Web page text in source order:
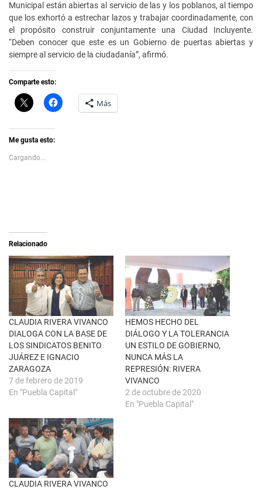
Municipal están abiertas al servicio de las y los poblanos, al tiempo
que los exhortó a estrechar lazos y trabajar coordinadamente, con
el propósito construir conjuntamente una Ciudad Incluyente.
“Deben conocer que este es un Gobierno de puertas abiertas y
siempre al servicio de la ciudadanía”, afirmó.
Comparte esto:
C
l
k
t
s
h
e
b
r
e
e
n
u
n
a
v
e
n
t
a
n
a
n
u
v
a
)
H
a
e
n
F
a
c
e
b
o
o
k
(
S
e
a
b
e
n
u
v
e
n
t
a
n
a
n
u
Más
Me gusta esto:
Cargando...
Relacionado
CLAUDIA RIVERA VIVANCO
DIALOGA CON LA BASE DE
LOS SINDICATOS BENITO
JUÁREZ E IGNACIO
ZARAGOZA
7 de febrero de 2019
En "Puebla Capital"
HEMOS HECHO DEL
DIÁLOGO Y LA TOLERANCIA
UN ESTILO DE GOBIERNO,
NUNCA MÁS LA
REPRESIÓN: RIVERA
VIVANCO
2 de octubre de 2020
En "Puebla Capital"
CLAUDIA RIVERA VIVANCO